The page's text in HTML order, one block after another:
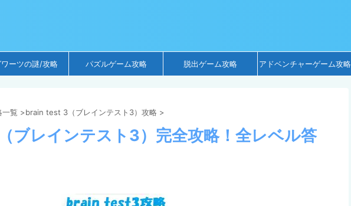
ワーツの謎/攻略 パズルゲーム攻略 脱出ゲーム攻略 アドベンチャーゲーム攻略
一覧 >brain test 3（ブレインテスト3）攻略 >
ブレインテスト3）完全攻略！全レベル答